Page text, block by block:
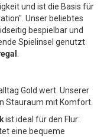
und ist die Basis für
Unser beliebtes
bespielbar und
Spielinsel genutzt
Gold wert. Unserer
Stauraum mit Komfort.
ist ideal für den Flur:
eine bequeme